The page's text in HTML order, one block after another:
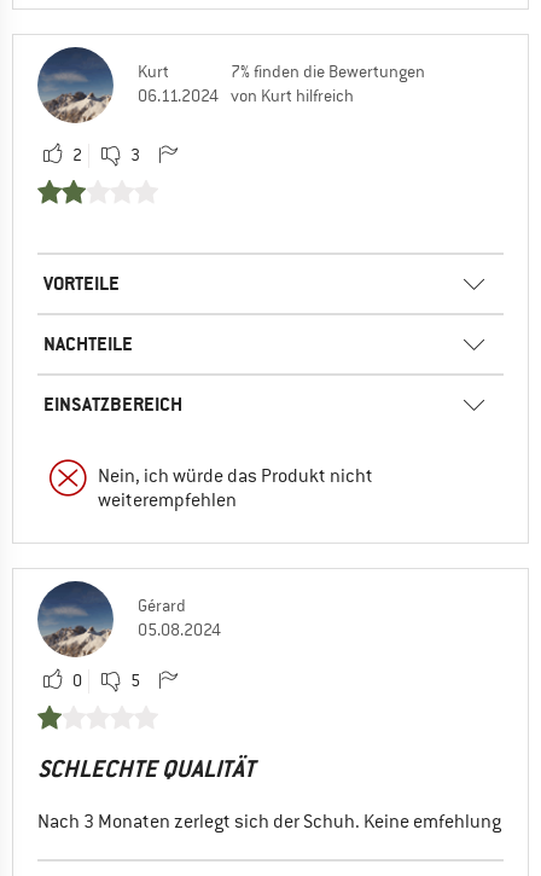
Kurt
06.11.2024
7% finden die Bewertungen
von Kurt hilfreich
2 3
VORTEILE
NACHTEILE
EINSATZBEREICH
Nein, ich würde das Produkt nicht
weiterempfehlen
Gérard
05.08.2024
0 5
SCHLECHTE QUALITÄT
Nach 3 Monaten zerlegt sich der Schuh. Keine emfehlung